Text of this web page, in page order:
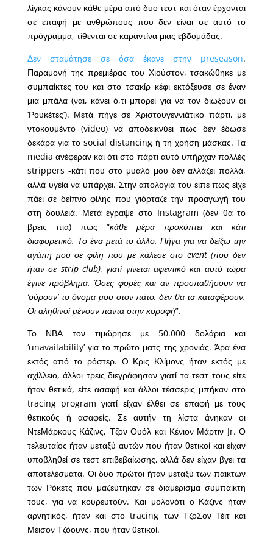
λίγκας κάνουν κάθε μέρα από δυο τεστ και όταν έρχονται
σε επαφή με ανθρώπους που δεν είναι σε αυτό το
πρόγραμμα, τίθενται σε καραντίνα μιας εβδομάδας.
Δεν σταμάτησε σε όσα έκανε στην preseason.
Παραμονή της πρεμιέρας του Χιούστον, τσακώθηκε με
συμπαίκτες του και στο τσακίρ κέφι εκτόξευσε σε έναν
μια μπάλα (ναι, κάνει ό,τι μπορεί για να τον διώξουν οι
‘Ρουκέτες’). Μετά πήγε σε Χριστουγεννιάτικο πάρτι, με
ντοκουμέντο (video) να αποδεικνύει πως δεν έδωσε
δεκάρα για το social distancing ή τη χρήση μάσκας. Τα
media ανέφεραν και ότι στο πάρτι αυτό υπήρχαν πολλές
strippers -κάτι που στο μυαλό μου δεν αλλάζει πολλά,
αλλά υγεία να υπάρχει. Στην απολογία του είπε πως είχε
πάει σε δείπνο φίλης που γιόρταζε την προαγωγή του
στη δουλειά. Μετά έγραψε στο Instagram (δεν θα το
βρεις πια) πως “κάθε μέρα προκύπτει και κάτι
διαφορετικό. Το ένα μετά το άλλο. Πήγα για να δείξω την
αγάπη μου σε φίλη που με κάλεσε στο event (που δεν
ήταν σε strip club), γιατί γίνεται αφεντικό και αυτό τώρα
έγινε πρόβλημα. Όσες φορές και αν προσπαθήσουν να
‘σύρουν’ το όνομα μου στον πάτο, δεν θα τα καταφέρουν.
Οι αληθινοί μένουν πάντα στην κορυφή”.
Το ΝΒΑ τον τιμώρησε με 50.000 δολάρια και
‘unavailability’ για το πρώτο ματς της χρονιάς. Άρα ένα
εκτός από το ρόστερ. O Κρις Κλίμονς ήταν εκτός με
αχίλλειο, άλλοι τρεις διεγράφησαν γιατί τα τεστ τους είτε
ήταν θετικά, είτε ασαφή και άλλοι τέσσερις μπήκαν στο
tracing program γιατί είχαν έλθει σε επαφή με τους
θετικούς ή ασαφείς. Σε αυτήν τη λίστα άνηκαν οι
ΝτεΜάρκους Κάζινς, Τζον Ουόλ και Κένιον Μάρτιν Jr. Ο
τελευταίος ήταν μεταξύ αυτών που ήταν θετικοί και είχαν
υποβληθεί σε τεστ επιβεβαίωσης, αλλά δεν είχαν βγει τα
αποτελέσματα. Οι δυο πρώτοι ήταν μεταξύ των παικτών
των Ρόκετς που μαζεύτηκαν σε διαμέρισμα συμπαίκτη
τους, για να κουρευτούν. Και μολονότι ο Κάζινς ήταν
αρνητικός, ήταν και στο tracing των ΤζοΣον Τέιτ και
Μέισον Τζόουνς, που ήταν θετικοί.